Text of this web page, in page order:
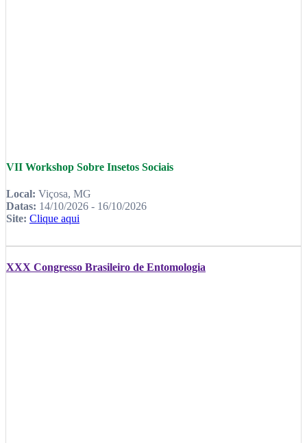
VII Workshop Sobre Insetos Sociais
Local: Viçosa, MG
Datas: 14/10/2026 - 16/10/2026
Site: Clique aqui
XXX Congresso Brasileiro de Entomologia